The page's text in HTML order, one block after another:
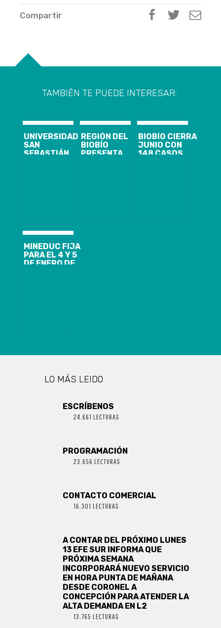
Compartir
TAMBIÉN TE PUEDE INTERESAR:
UNIVERSIDAD
SAN
SEBASTIÁN
REGIÓN DEL
BIOBÍO
PRESENTA
BIOBÍO CIERRA
JUNIO CON
148 CASOS
MINEDUC FIJA
PARA EL 4 Y 5
DE ENERO DE
LO MÁS LEIDO
ESCRÍBENOS
24.661 LECTURAS
PROGRAMACIÓN
23.656 LECTURAS
CONTACTO COMERCIAL
16.301 LECTURAS
A CONTAR DEL PRÓXIMO LUNES
13 EFE SUR INFORMA QUE
PRÓXIMA SEMANA
INCORPORARÁ NUEVO SERVICIO
EN HORA PUNTA DE MAÑANA
DESDE CORONEL A
CONCEPCIÓN PARA ATENDER LA
ALTA DEMANDA EN L2
13.765 LECTURAS